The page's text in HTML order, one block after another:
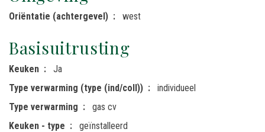
Oriëntatie (achtergevel) west
Basisuitrusting
Keuken
Ja
Type verwarming (type (ind/coll))
individueel
Type verwarming
gas cv
Keuken - type
geïnstalleerd